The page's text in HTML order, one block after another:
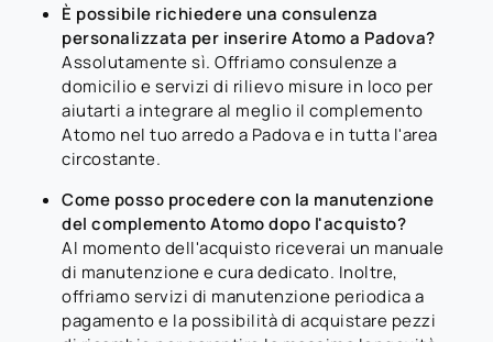
È possibile richiedere una consulenza
personalizzata per inserire Atomo a Padova?
Assolutamente sì. Offriamo consulenze a
domicilio e servizi di rilievo misure in loco per
aiutarti a integrare al meglio il complemento
Atomo nel tuo arredo a Padova e in tutta l'area
circostante.
Come posso procedere con la manutenzione
del complemento Atomo dopo l'acquisto?
Al momento dell'acquisto riceverai un manuale
di manutenzione e cura dedicato. Inoltre,
offriamo servizi di manutenzione periodica a
pagamento e la possibilità di acquistare pezzi